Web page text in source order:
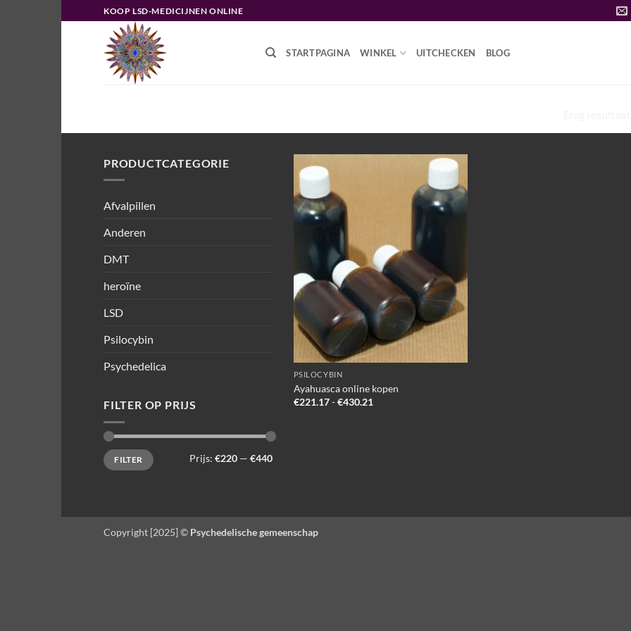
naar
KOOP LSD-MEDICIJNEN ONLINE
STARTPAGINA WINKEL UITCHECKEN BLOG
PRODUCTCATEGORIE
Afvalpillen
Anderen
DMT
heroïne
LSD
Psilocybin
Psychedelica
FILTER OP PRIJS
Min.
prijs
Max.
prijsFILTER Prijs: €220 — €440
Add to
wishlist
PSILOCYBIN
Ayahuasca online kopen
€221.17-€430.21
Copyright [2025] © Psychedelische gemeenschap